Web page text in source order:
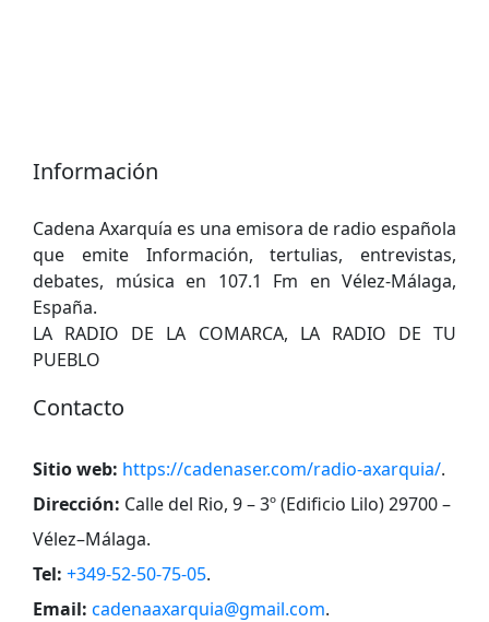
Información
Cadena Axarquía es una emisora ​​de radio española
que emite Información, tertulias, entrevistas,
debates, música en 107.1 Fm en Vélez-Málaga,
España.
LA RADIO DE LA COMARCA, LA RADIO DE TU
PUEBLO
Contacto
Sitio web: https://cadenaser.com/radio-axarquia/.
Dirección: Calle del Rio, 9 – 3º (Edificio Lilo) 29700 –
Vélez–Málaga.
Tel: +349-52-50-75-05.
Email: cadenaaxarquia@gmail.com.